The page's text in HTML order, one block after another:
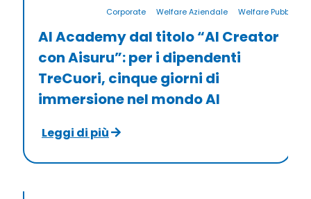
Corporate Welfare Aziendale Welfare Pubblico
AI Academy dal titolo “AI Creator
con Aisuru”: per i dipendenti
TreCuori, cinque giorni di
immersione nel mondo AI
Leggi di più